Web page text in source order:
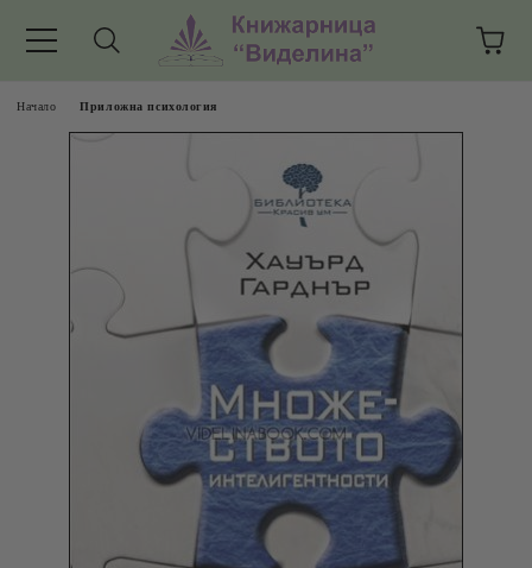
Начало Приложна психология